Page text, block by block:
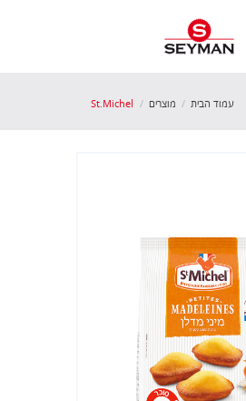
עמוד הבית מוצרים St.Michel